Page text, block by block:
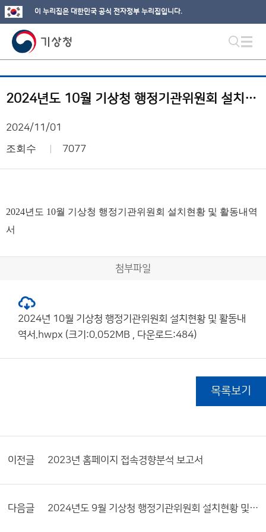
이 누리집은 대한민국 공식 전자정부 누리집입니다.
2024년도 10월 기상청 행정기관위원회 설치현황 및 활동내역서
2024/11/01
조회수 7077
2024년도 10월 기상청 행정기관위원회 설치현황 및 활동내역
서
첨부파일
2024년 10월 기상청 행정기관위원회 설치현황 및 활동내
역서.hwpx (크기:0.052MB , 다운로드:484)
목록보기
이전글 2023년 홈페이지 접속경향분석 보고서
다음글 2024년도 9월 기상청 행정기관위원회 설치현황 및 활동내역서